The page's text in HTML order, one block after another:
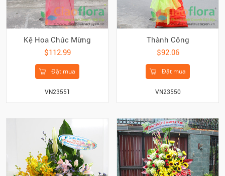
Kệ Hoa Chúc Mừng
$112.99
Đặt mua
VN23551
Thành Công
$92.06
Đặt mua
VN23550